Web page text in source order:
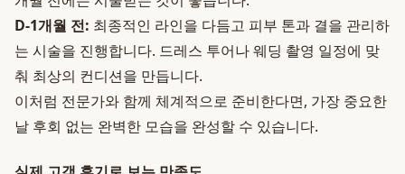
D-1개월 전: 최종적인 라인을 다듬고 피부 톤과 결을 관리하
는 시술을 진행합니다. 드레스 투어나 웨딩 촬영 일정에 맞
춰 최상의 컨디션을 만듭니다.
이처럼 전문가와 함께 체계적으로 준비한다면, 가장 중요한
날 후회 없는 완벽한 모습을 완성할 수 있습니다.